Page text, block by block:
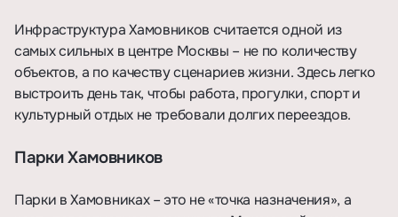
Инфраструктура Хамовников считается одной из
самых сильных в центре Москвы – не по количеству
объектов, а по качеству сценариев жизни. Здесь легко
выстроить день так, чтобы работа, прогулки, спорт и
культурный отдых не требовали долгих переездов.
Парки Хамовников
Парки в Хамовниках – это не «точка назначения», а